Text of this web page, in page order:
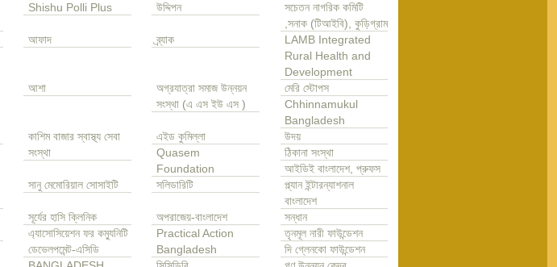
Shishu Polli Plus উদ্দিপন
সচেতন নাগরিক কমিটি
,সনাক (টিআইবি), কুড়িগ্রাম
আফাদ ব্র্যাক
LAMB Integrated
Rural Health and
Development
আশা
অগ্রযাত্রা সমাজ উন্নয়ন
সংস্থা (এ এস ইউ এস )
মেরি স্টোপস
Chhinnamukul
Bangladesh
কাশিম বাজার স্বাস্থ্য সেবা
সংস্থা
এইড কুমিল্লা
উদয়
Quasem
Foundation
ঠিকানা সংস্থা
আইডিই বাংলাদেশ, প্রুফস
সানু মেমোরিয়াল সোসাইটি সলিডারিটি
প্ল্যান ইন্টারন্যাশনাল
বাংলাদেশ
সূর্যের হাসি ক্লিনিক অপরাজেয়-বাংলাদেশ
সন্ধান
এ্যাসোসিয়েশন ফর কম্যুনিটি
ডেভেলপমেন্ট-এসিডি
Practical Action
Bangladesh
তৃনমূল নারী ফাউন্ডেশন
দি গ্লেনকো ফাউন্ডেশন